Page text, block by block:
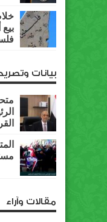
بيانات
مقالات وآراء